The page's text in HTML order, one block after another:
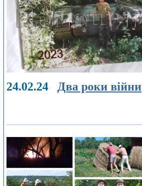
24.02.24 Два роки війни